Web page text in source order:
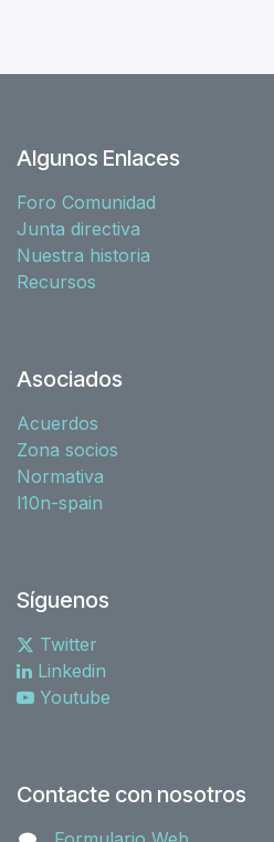
Algunos Enlaces
Foro Comunidad
Junta directiva
Nuestra historia
Recursos
Asociados
Acuerdos
Zona socios
Normativa
l10n-spain
Síguenos
Twitter
Linkedin
Youtube
Contacte con nosotros